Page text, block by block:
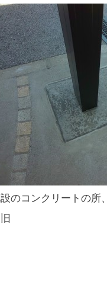
のコンクリートの所